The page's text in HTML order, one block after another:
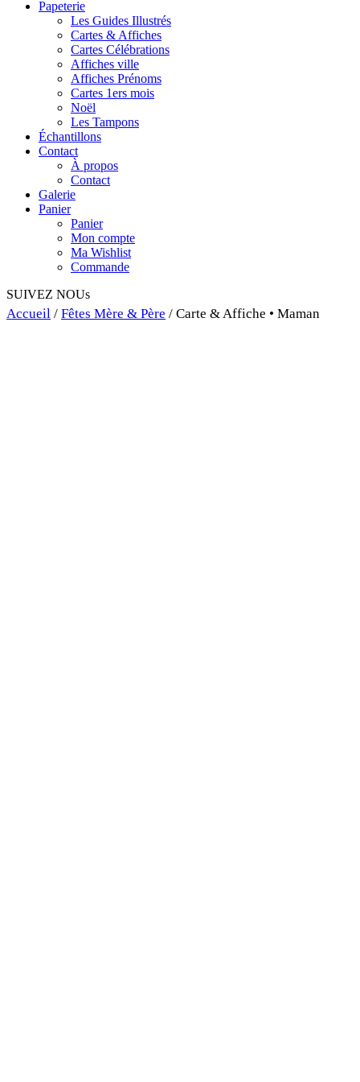
Papeterie
Les Guides Illustrés
Cartes & Affiches
Cartes Célébrations
Affiches ville
Affiches Prénoms
Cartes 1ers mois
Noël
Les Tampons
Échantillons
Contact
À propos
Contact
Galerie
Panier
Panier
Mon compte
Ma Wishlist
Commande
SUIVEZ NOUs
Accueil / Fêtes Mère & Père / Carte & Affiche • Maman